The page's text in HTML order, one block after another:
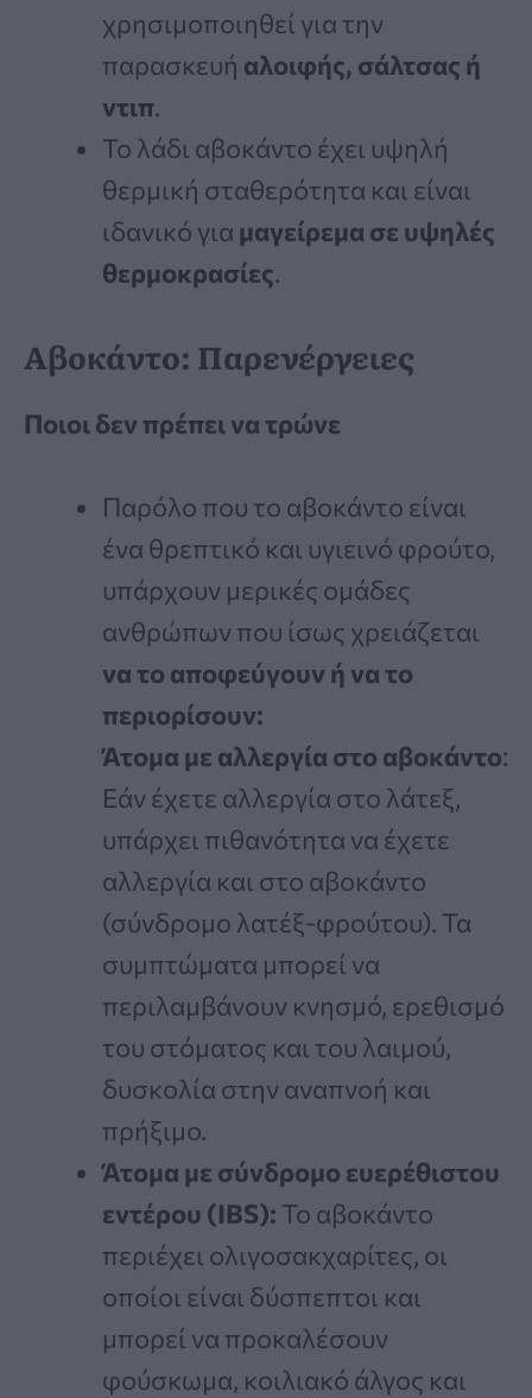
χρησιμοποιηθεί για την
παρασκευή αλοιφής, σάλτσας ή
ντιπ.
Το λάδι αβοκάντο έχει υψηλή
θερμική σταθερότητα και είναι
ιδανικό για μαγείρεμα σε υψηλές
θερμοκρασίες.
Αβοκάντο: Παρενέργειες
Ποιοι δεν πρέπει να τρώνε
Παρόλο που το αβοκάντο είναι
ένα θρεπτικό και υγιεινό φρούτο,
υπάρχουν μερικές ομάδες
ανθρώπων που ίσως χρειάζεται
να το αποφεύγουν ή να το
περιορίσουν:
Άτομα με αλλεργία στο αβοκάντο:
Εάν έχετε αλλεργία στο λάτεξ,
υπάρχει πιθανότητα να έχετε
αλλεργία και στο αβοκάντο
(σύνδρομο λατέξ-φρούτου). Τα
συμπτώματα μπορεί να
περιλαμβάνουν κνησμό, ερεθισμό
του στόματος και του λαιμού,
δυσκολία στην αναπνοή και
πρήξιμο.
Άτομα με σύνδρομο ευερέθιστου
εντέρου (IBS): Το αβοκάντο
περιέχει ολιγοσακχαρίτες, οι
οποίοι είναι δύσπεπτοι και
μπορεί να προκαλέσουν
φούσκωμα, κοιλιακό άλγος και